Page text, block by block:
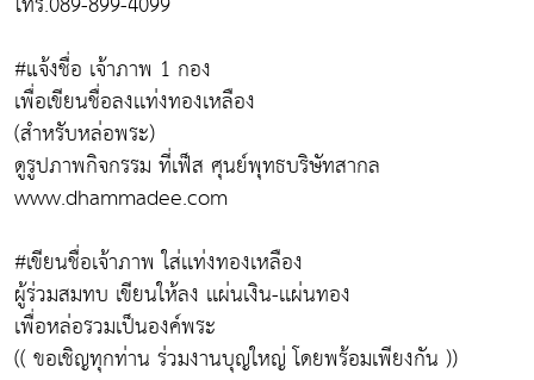
#แจ้งชื่อ เจ้าภาพ 1 กอง
เพื่อเขียนชื่อลงเเท่งทองเหลือง
(สำหรับหล่อพระ)
ดูรูปภาพกิจกรรม ที่เฟ็ส ศุนย์พุทธบริษัทสากล
www.dhammadee.com
#เขียนชื่อเจ้าภาพ ใส่เเท่งทองเหลือง
ผู้ร่วมสมทบ เขียนให้ลง เเผ่นเงิน-เเผ่นทอง
เพื่อหล่อรวมเป็นองค์พระ
(( ขอเชิญทุกท่าน ร่วมงานบุญใหญ่ โดยพร้อมเพียงกัน ))